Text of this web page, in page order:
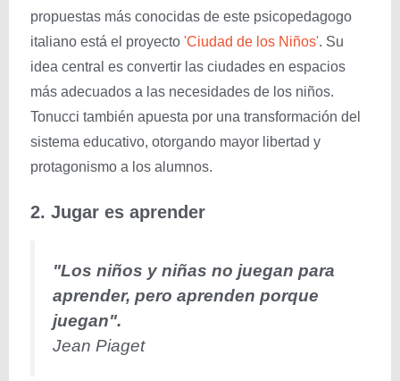
propuestas más conocidas de este psicopedagogo
italiano está el proyecto 'Ciudad de los Niños'. Su
idea central es convertir las ciudades en espacios
más adecuados a las necesidades de los niños.
Tonucci también apuesta por una transformación del
sistema educativo, otorgando mayor libertad y
protagonismo a los alumnos.
2. Jugar es aprender
"Los niños y niñas no juegan para
aprender, pero aprenden porque
juegan".
Jean Piaget